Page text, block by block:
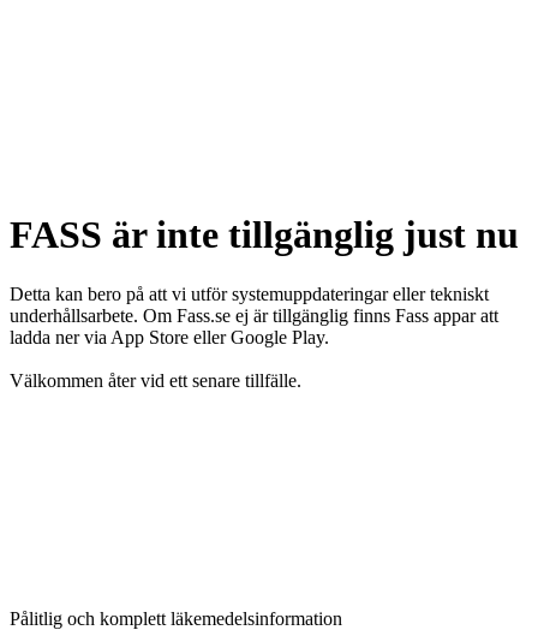
FASS är inte tillgänglig just nu
Detta kan bero på att vi utför systemuppdateringar eller tekniskt
underhållsarbete. Om Fass.se ej är tillgänglig finns Fass appar att
ladda ner via App Store eller Google Play.
Välkommen åter vid ett senare tillfälle.
Pålitlig och komplett läkemedelsinformation